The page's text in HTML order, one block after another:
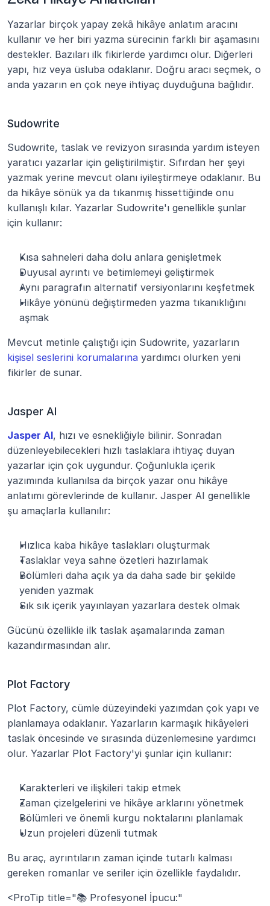
Yazarlar birçok yapay zekâ hikâye anlatım aracını
kullanır ve her biri yazma sürecinin farklı bir aşamasını
destekler. Bazıları ilk fikirlerde yardımcı olur. Diğerleri
yapı, hız veya üsluba odaklanır. Doğru aracı seçmek, o
anda yazarın en çok neye ihtiyaç duyduğuna bağlıdır.
Sudowrite
Sudowrite, taslak ve revizyon sırasında yardım isteyen
yaratıcı yazarlar için geliştirilmiştir. Sıfırdan her şeyi
yazmak yerine mevcut olanı iyileştirmeye odaklanır. Bu
da hikâye sönük ya da tıkanmış hissettiğinde onu
kullanışlı kılar. Yazarlar Sudowrite'ı genellikle şunlar
için kullanır:
Kısa sahneleri daha dolu anlara genişletmek
Duyusal ayrıntı ve betimlemeyi geliştirmek
Aynı paragrafın alternatif versiyonlarını keşfetmek
Hikâye yönünü değiştirmeden yazma tıkanıklığını
aşmak
kişisel seslerini korumalarına yardımcı olurken yeni
fikirler de sunar.
Jasper AI
Jasper AI, hızı ve esnekliğiyle bilinir. Sonradan
düzenleyebilecekleri hızlı taslaklara ihtiyaç duyan
yazarlar için çok uygundur. Çoğunlukla içerik
yazımında kullanılsa da birçok yazar onu hikâye
anlatımı görevlerinde de kullanır. Jasper AI genellikle
şu amaçlarla kullanılır:
Hızlıca kaba hikâye taslakları oluşturmak
Taslaklar veya sahne özetleri hazırlamak
Bölümleri daha açık ya da daha sade bir şekilde
yeniden yazmak
Sık sık içerik yayınlayan yazarlara destek olmak
Gücünü özellikle ilk taslak aşamalarında zaman
kazandırmasından alır.
Plot Factory
Plot Factory, cümle düzeyindeki yazımdan çok yapı ve
planlamaya odaklanır. Yazarların karmaşık hikâyeleri
taslak öncesinde ve sırasında düzenlemesine yardımcı
olur. Yazarlar Plot Factory'yi şunlar için kullanır:
Karakterleri ve ilişkileri takip etmek
Zaman çizelgelerini ve hikâye arklarını yönetmek
Bölümleri ve önemli kurgu noktalarını planlamak
Uzun projeleri düzenli tutmak
Bu araç, ayrıntıların zaman içinde tutarlı kalması
gereken romanlar ve seriler için özellikle faydalıdır.
<ProTip title="📚 Profesyonel İpucu:"